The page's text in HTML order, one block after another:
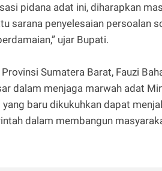
pidana adat ini, diharapkan
sarana penyelesaian persoalan
ujar Bupati.
Sumatera Barat, Fauzi
dalam menjaga marwah adat
baru dikukuhkan dapat
dalam membangun